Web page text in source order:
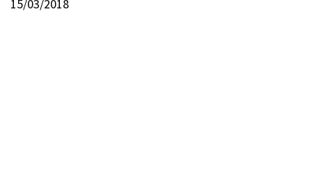
15/03/2018